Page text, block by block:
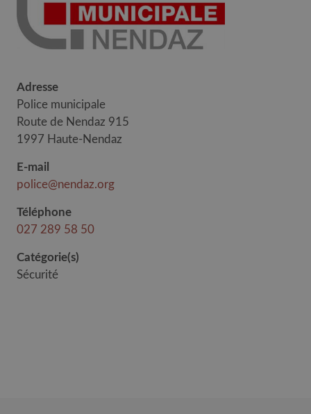
Adresse
Police municipale
Route de Nendaz 915
1997 Haute-Nendaz
E-mail
police@nendaz.org
Téléphone
027 289 58 50
Catégorie(s)
Sécurité